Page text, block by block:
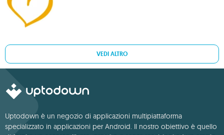
VEDI ALTRO
Uptodown è un negozio di applicazioni multipiattaforma
specializzato in applicazioni per Android. Il nostro obiettivo è quello